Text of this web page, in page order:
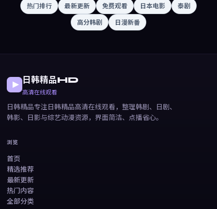
热门排行
最新更新 免费观看 日本电影
泰剧
高分韩剧
日漫新番
日韩精品HD
高清在线观看
日韩精品专注日韩精品高清在线观看，整理韩剧、日剧、
韩影、日影与综艺动漫资源，界面简洁、点播省心。
浏览
首页
精选推荐
最新更新
热门内容
全部分类